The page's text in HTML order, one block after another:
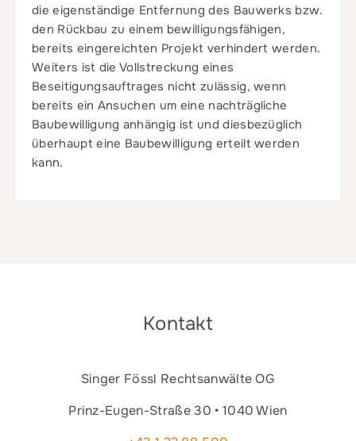
die eigenständige Entfernung des Bauwerks bzw.
den Rückbau zu einem bewilligungsfähigen,
bereits eingereichten Projekt verhindert werden.
Weiters ist die Vollstreckung eines
Beseitigungsauftrages nicht zulässig, wenn
bereits ein Ansuchen um eine nachträgliche
Baubewilligung anhängig ist und diesbezüglich
überhaupt eine Baubewilligung erteilt werden
kann.
Kontakt
Singer Fössl Rechtsanwälte OG
Prinz-Eugen-Straße 30 • 1040 Wien